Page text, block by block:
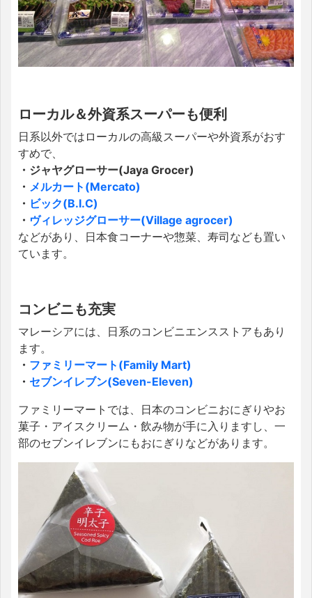
ローカル＆外資系スーパーも便利
日系以外ではローカルの高級スーパーや外資系がおす
すめで、
・ジャヤグローサー(Jaya Grocer)
・ メルカート(Mercato)
・ ビック(B.I.C)
・ ヴィレッジグローサー(Village agrocer)
などがあり、日本食コーナーや惣菜、寿司なども置い
ています。
コンビニも充実
マレーシアには、日系のコンビニエンスストアもあり
ます。
・ ファミリーマート(Family Mart)
・ セブンイレブン(Seven-Eleven)
ファミリーマートでは、日本のコンビニおにぎりやお
菓子・アイスクリーム・飲み物が手に入りますし、一
部のセブンイレブンにもおにぎりなどがあります。